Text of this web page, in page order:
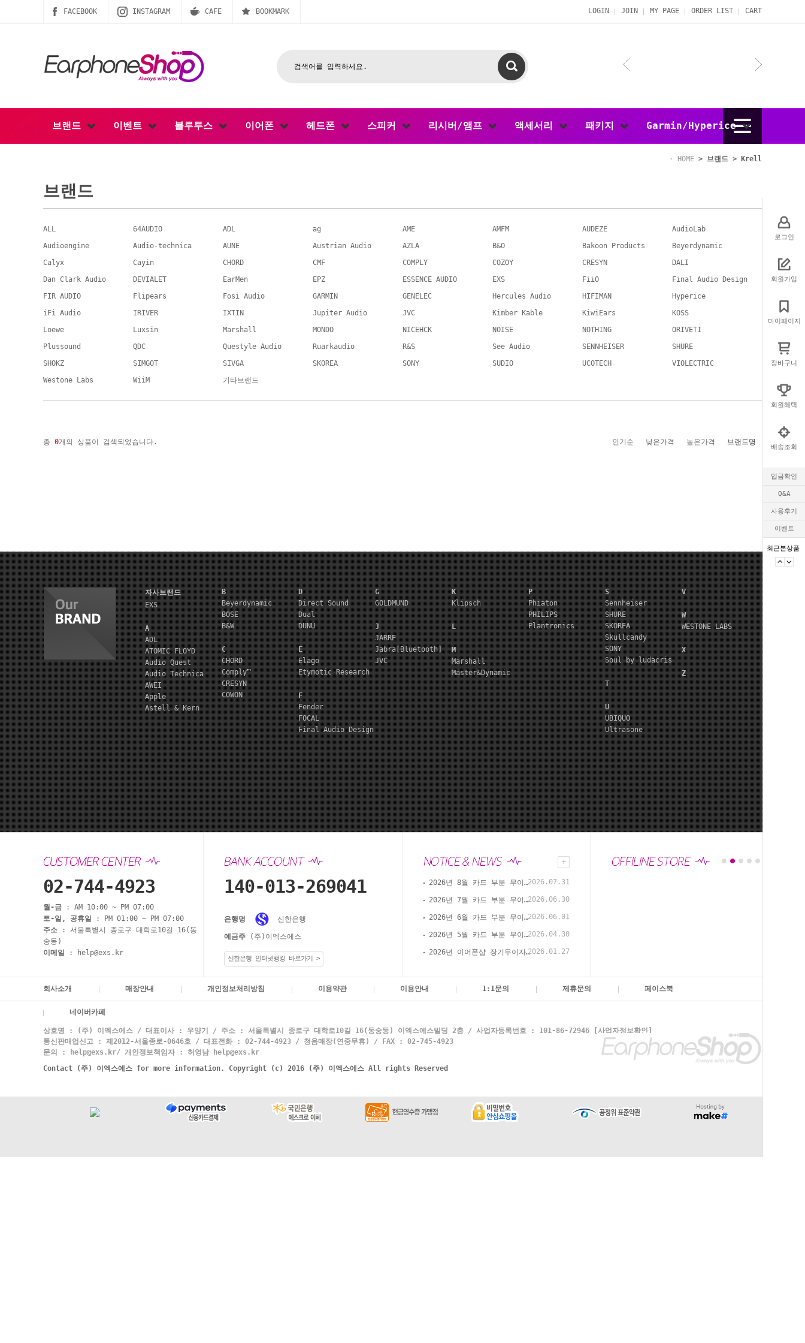
로그인
회원가입
마이페이지
장바구니
회원혜택
배송조회
입금확인
Q&A
사용후기
이벤트
최근본상품
FACEBOOK INSTAGRAM CAFE BOOKMARK LOGIN JOIN MY PAGE ORDER LIST CART
브랜드 이벤트 블루투스 이어폰 헤드폰 스피커 리시버/앰프 액세서리 패키지 Garmin/Hyperice
HOME > 브랜드 > Krell
브랜드
ALL 64AUDIO ADL ag AME AMFM AUDEZE
AudioLab
Audioengine
Audio-technica AUNE Austrian Audio AZLA B&O Bakoon Products
Beyerdynamic
Calyx
Cayin CHORD CMF COMPLY COZOY CRESYN
DALI
Dan Clark Audio
DEVIALET EarMen EPZ ESSENCE AUDIO EXS FiiO
Final Audio Design
FIR AUDIO
Flipears Fosi Audio GARMIN GENELEC Hercules Audio HIFIMAN
Hyperice
iFi Audio
IRIVER IXTIN Jupiter Audio JVC Kimber Kable KiwiEars
KOSS
Loewe
Luxsin Marshall MONDO NICEHCK NOISE NOTHING
ORIVETI
Plussound
QDC Questyle Audio Ruarkaudio R&S See Audio SENNHEISER
SHURE
SHOKZ
SIMGOT SIVGA SKOREA SONY SUDIO UCOTECH
VIOLECTRIC
Westone Labs
WiiM 기타브랜드
총 0개의 상품이 검색되었습니다. 인기순 낮은가격 높은가격 브랜드명
자사브랜드
EXS
A
ADL
ATOMIC FLOYD
Audio Quest
Audio Technica
AWEI
Apple
Astell & Kern
B
Beyerdynamic
BOSE
B&W
C
CHORD
Comply™
CRESYN
COWON
D
Direct Sound
Dual
DUNU
E
Elago
Etymotic Research
F
Fender
FOCAL
Final Audio Design
G
GOLDMUND
J
JARRE
Jabra[Bluetooth]
JVC
K
Klipsch
L
M
Marshall
Master&Dynamic
P
Phiaton
PHILIPS
Plantronics
S
Sennheiser
SHURE
SKOREA
Skullcandy
SONY
Soul by ludacris
T
U
UBIQUO
Ultrasone
V
W
WESTONE LABS
X
Z
02-744-4923
월-금 : AM 10:00 ~ PM 07:00
토-일, 공휴일
: PM 01:00 ~ PM 07:00
주소 : 서울특별시 종로구 대학로10길 16(동
숭동)
이메일
: help@exs.kr
140-013-269041
은행명 신한은행
예금주 (주)이엑스에스
신한은행 인터넷뱅킹 바로가기 >
2026년 8월 카드 부분 무이자 할부 안내(이어폰샵 온라인 결제)2026.07.31
2026년 7월 카드 부분 무이자 할부 안내(이어폰샵 온라인 결제)2026.06.30
2026년 6월 카드 부분 무이자 할부 안내(이어폰샵 온라인 결제)2026.06.01
2026년 5월 카드 부분 무이자 할부 안내(이어폰샵 온라인 결제)2026.04.30
2026년 이어폰샵 장기무이자 할부 이벤트2026.01.27
회사소개 매장안내 개인정보처리방침 이용약관 이용안내 1:1문의 제휴문의 페이스북
네이버카페
상호명 : (주) 이엑스에스 / 대표이사 : 우양기 / 주소 : 서울특별시 종로구 대학로10길 16(동숭동) 이엑스에스빌딩 2층 / 사업자등록번호 : 101-86-72946
[사업자정보확인]
통신판매업신고 : 제2012-서울종로-0646호 / 대표전화 : 02-744-4923 / 청음매장(연중무휴) / FAX : 02-745-4923
문의 : help@exs.kr/ 개인정보책임자 : 허영남 help@exs.kr
Contact (주) 이엑스에스 for more information. Copyright (c) 2016 (주) 이엑스에스 All rights Reserved